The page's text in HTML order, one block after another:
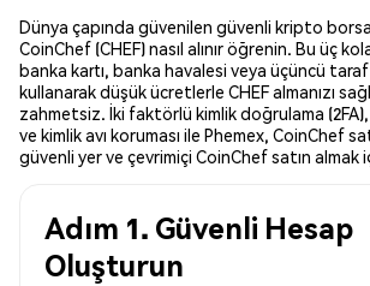
Dünya çapında güvenilen güvenli kripto
CoinChef (CHEF) nasıl alınır öğrenin. Bu üç
banka kartı, banka havalesi veya üçüncü taraf
kullanarak düşük ücretlerle CHEF almanızı
zahmetsiz. İki faktörlü kimlik doğrulama
ve kimlik avı koruması ile Phemex, CoinChef
güvenli yer ve çevrimiçi CoinChef satın almak
Adım 1. Güvenli Hesap
Oluşturun